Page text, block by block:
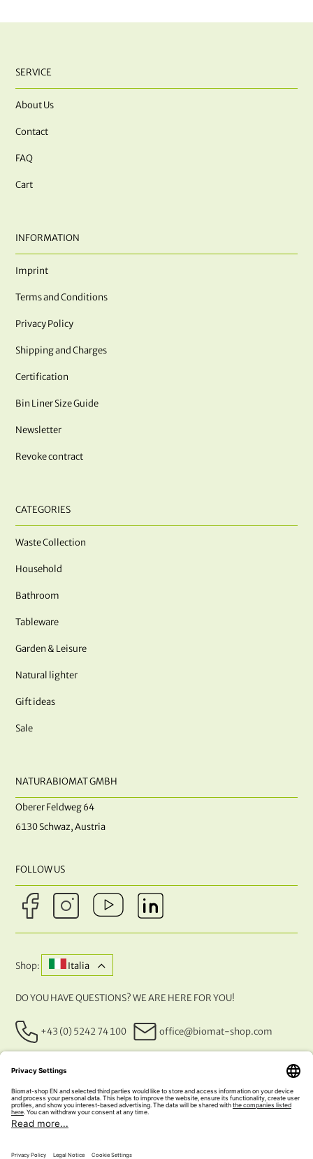
SERVICE
About Us
Contact
FAQ
Cart
INFORMATION
Imprint
Terms and Conditions
Privacy Policy
Shipping and Charges
Certification
Bin Liner Size Guide
Newsletter
Revoke contract
CATEGORIES
Waste Collection
Household
Bathroom
Tableware
Garden & Leisure
Natural lighter
Gift ideas
Sale
NATURABIOMAT GMBH
Oberer Feldweg 64
6130 Schwaz, Austria
FOLLOW US
Shop: Italia
DO YOU HAVE QUESTIONS? WE ARE HERE FOR YOU!
+43 (0) 5242 74 100 office@biomat-shop.com